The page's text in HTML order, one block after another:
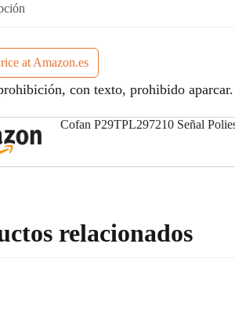
at Amazon.es
con texto, prohibido aparcar.
Cofan P29TPL297210 Señal
relacionados